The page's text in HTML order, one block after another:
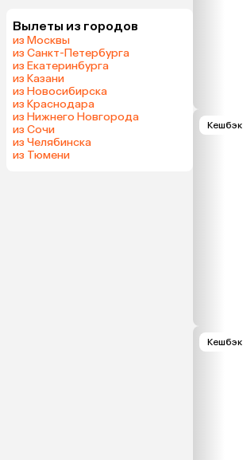
Вылеты из городов
из Москвы
из Санкт-Петербурга
из Екатеринбурга
из Казани
из Новосибирска
из Краснодара
из Нижнего Новгорода
из Сочи
из Челябинска
из Тюмени
Кешбэк
Кешбэк